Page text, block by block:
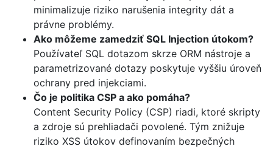
minimalizuje riziko narušenia integrity dát a
právne problémy.
Ako môžeme zamedziť SQL Injection útokom?
Používateľ SQL dotazom skrze ORM nástroje a
parametrizované dotazy poskytuje vyššiu úroveň
ochrany pred injekciami.
Čo je politika CSP a ako pomáha?
Content Security Policy (CSP) riadi, ktoré skripty
a zdroje sú prehliadači povolené. Tým znižuje
riziko XSS útokov definovaním bezpečných